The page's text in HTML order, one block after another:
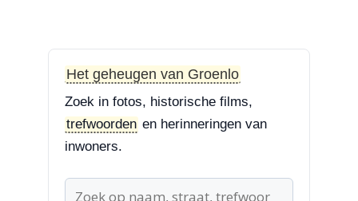
“Treurbeuk op het ravelijn
Styrum. Pracht boom!”
3-8-2026
Zoekplaatjes uit Grolle
“Nog een tip. Deze buurman
“naar...”
Het geheugen van Groenlo
Zoek in fotos, historische films,
trefwoorden en herinneringen van
inwoners.